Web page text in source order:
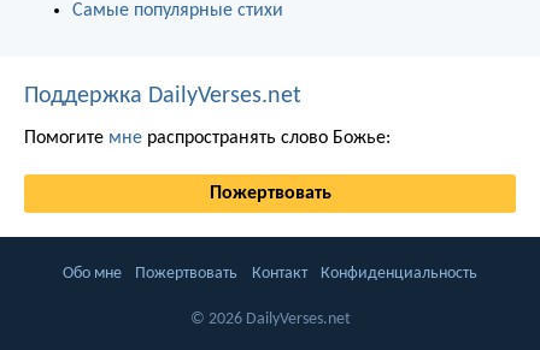
Самые популярные стихи
Поддержка DailyVerses.net
Помогите мне распространять слово Божье:
Пожертвовать
Обо мне Пожертвовать Контакт Конфиденциальность
© 2026 DailyVerses.net